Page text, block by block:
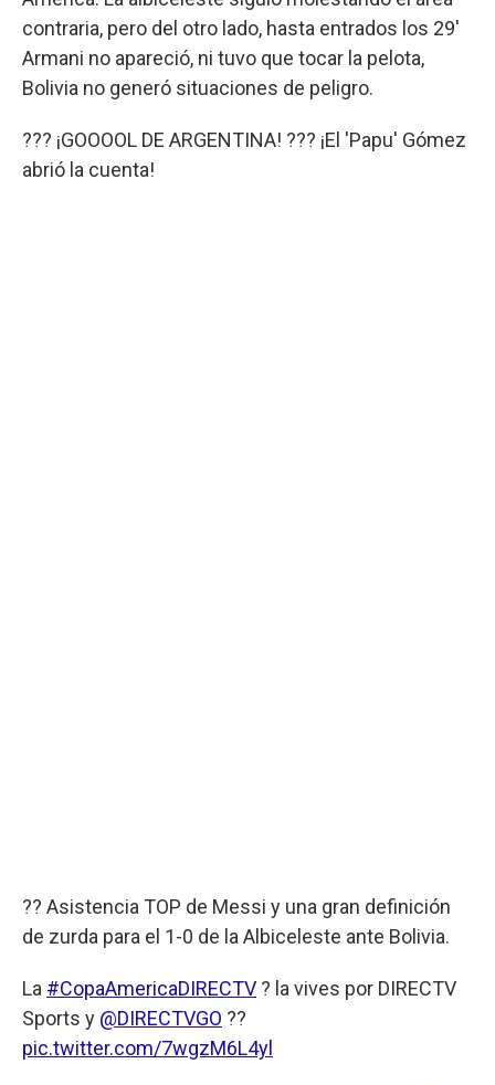
contraria, pero del otro lado, hasta entrados los 29'
Armani no apareció, ni tuvo que tocar la pelota,
Bolivia no generó situaciones de peligro.
??? ¡GOOOOL DE ARGENTINA! ??? ¡El 'Papu' Gómez
abrió la cuenta!
?? Asistencia TOP de Messi y una gran definición
de zurda para el 1-0 de la Albiceleste ante Bolivia.
La #CopaAmericaDIRECTV ? la vives por DIRECTV
Sports y @DIRECTVGO ??
pic.twitter.com/7wgzM6L4yl